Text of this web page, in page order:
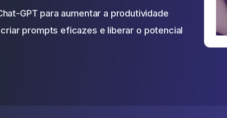
GPT para aumentar a produtividade
prompts eficazes e liberar o potencial